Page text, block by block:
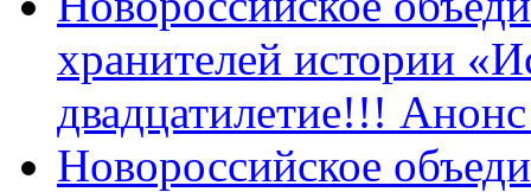
хранителей истории
двадцатилетие!!!
Новороссийское